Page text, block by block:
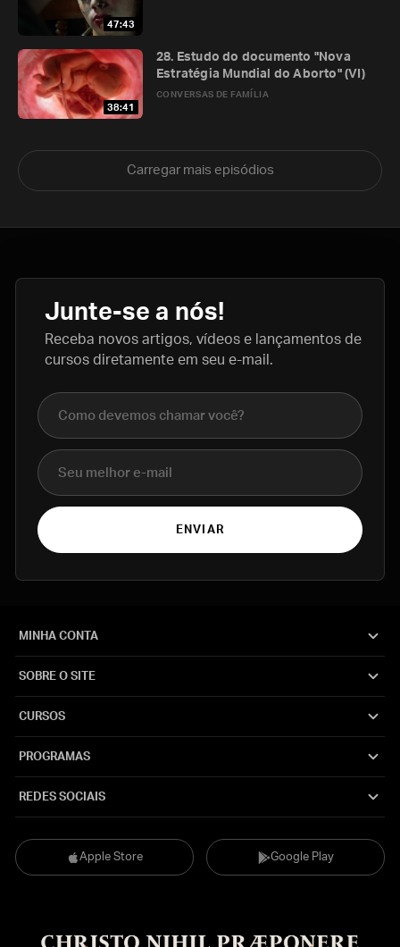
47:43
38:41
CONVERSAS DE FAMÍLIA
28. Estudo do documento "Nova
Estratégia Mundial do Aborto" (VI)
Carregar mais episódios
Junte-se a nós!
Receba novos artigos, vídeos e lançamentos de
cursos diretamente em seu e-mail.
Nome completo
E-mail
ENVIAR
Apple Store Google Play
MINHA CONTA
SOBRE O SITE
CURSOS
PROGRAMAS
REDES SOCIAIS